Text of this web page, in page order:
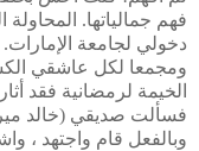
دخولي لجامعة الإمارات.
ومجمعا لكل عاشقي
الخيمة لرمضانية فقد
فسألت صديقي (خالد
وبالفعل قام واجتهد ،